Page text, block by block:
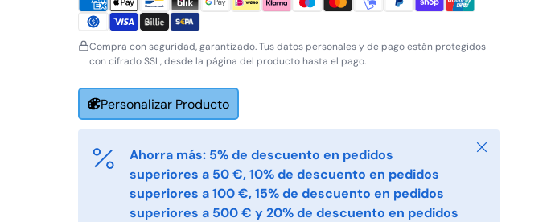
Compra con seguridad, garantizado. Tus datos personales y de pago están protegidos
con cifrado SSL, desde la página del producto hasta el pago.
Personalizar Producto
Ahorra más: 5% de descuento en pedidos
superiores a 50 €, 10% de descuento en pedidos
superiores a 100 €, 15% de descuento en pedidos
superiores a 500 € y 20% de descuento en pedidos
Cerrar